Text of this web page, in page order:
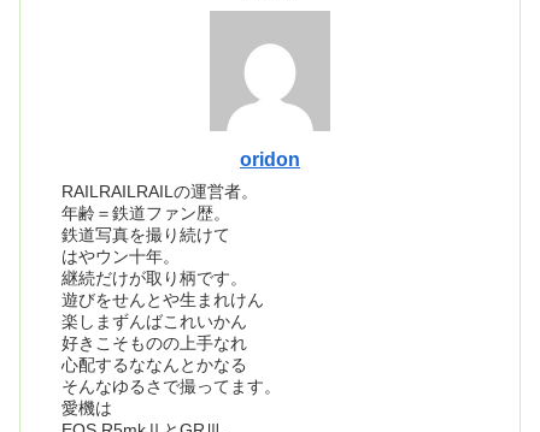
oridon
RAILRAILRAILの運営者。
年齢＝鉄道ファン歴。
鉄道写真を撮り続けて
はやウン十年。
継続だけが取り柄です。
遊びをせんとや生まれけん
楽しまずんばこれいかん
好きこそものの上手なれ
心配するななんとかなる
そんなゆるさで撮ってます。
愛機は